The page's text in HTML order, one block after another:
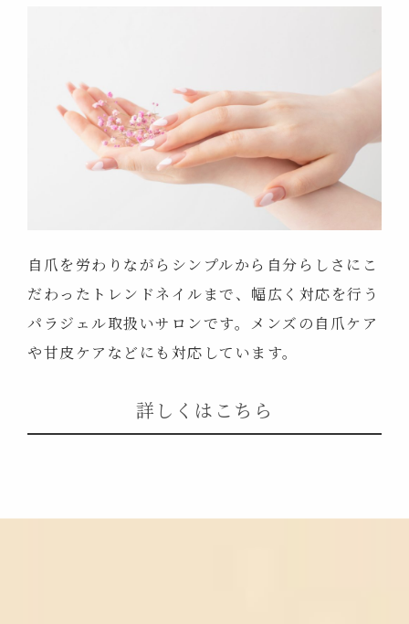
自爪を労わりながらシンプルから自分らしさにこ
だわったトレンドネイルまで、幅広く対応を行う
パラジェル取扱いサロンです。メンズの自爪ケア
や甘皮ケアなどにも対応しています。
詳しくはこちら